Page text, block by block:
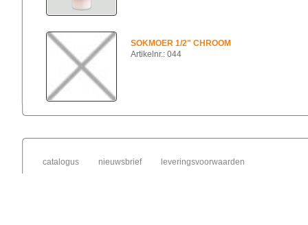
SOKMOER 1/2" CHROOM
Artikelnr.: 044
catalogus nieuwsbrief leveringsvoorwaarden